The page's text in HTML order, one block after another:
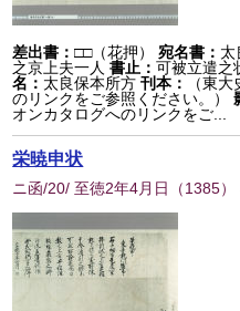
差出書：□□（花押） 宛名書： 太
之京上夫一人 書止：可被立遣之
名： 太良保本所方 刊本：
（東
のリンクをご参照ください。）
オンカタログへのリンクをご...
栄暁申状
ニ函/20/ 至徳2年4月日 （1385